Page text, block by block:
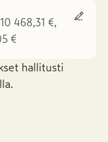
468,31 €,
€
hallitusti